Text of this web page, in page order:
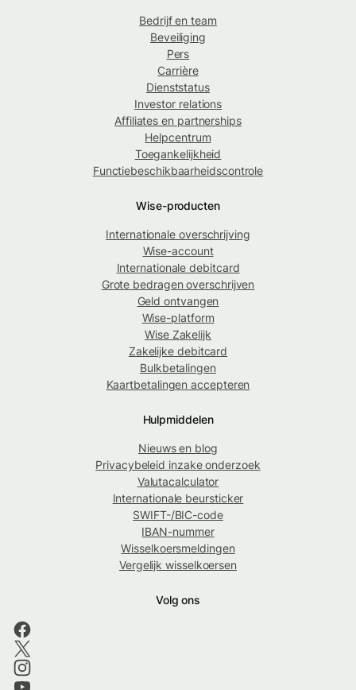
Bedrijf en team
Beveiliging
Pers
Carrière
Dienststatus
Investor relations
Affiliates en partnerships
Helpcentrum
Toegankelijkheid
Functiebeschikbaarheidscontrole
Wise-producten
Internationale overschrijving
Wise-account
Internationale debitcard
Grote bedragen overschrijven
Geld ontvangen
Wise-platform
Wise Zakelijk
Zakelijke debitcard
Bulkbetalingen
Kaartbetalingen accepteren
Hulpmiddelen
Nieuws en blog
Privacybeleid inzake onderzoek
Valutacalculator
Internationale beursticker
SWIFT-/BIC-code
IBAN-nummer
Wisselkoersmeldingen
Vergelijk wisselkoersen
Volg ons